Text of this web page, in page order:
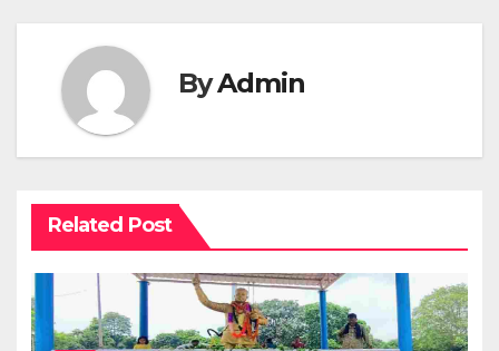
ByAdmin
Related Post